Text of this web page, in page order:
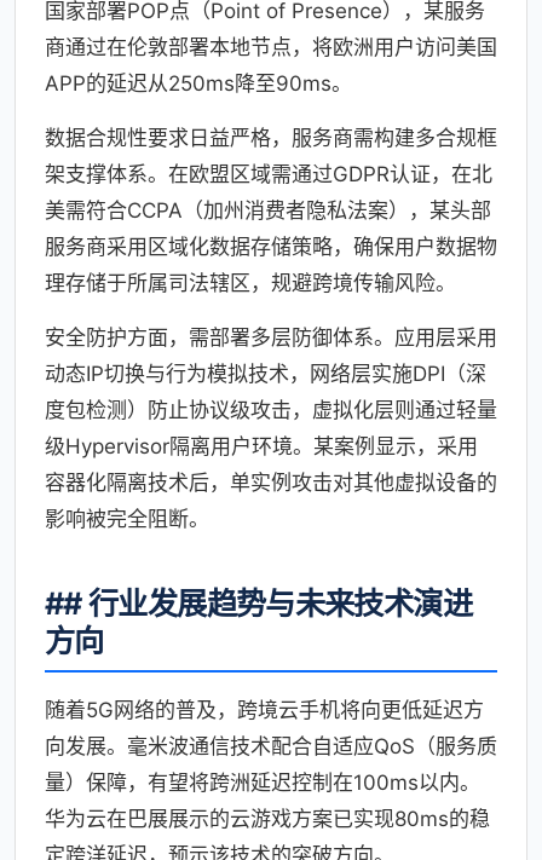
国家部署POP点（Point of Presence），某服务
商通过在伦敦部署本地节点，将欧洲用户访问美国
APP的延迟从250ms降至90ms。
数据合规性要求日益严格，服务商需构建多合规框
架支撑体系。在欧盟区域需通过GDPR认证，在北
美需符合CCPA（加州消费者隐私法案），某头部
服务商采用区域化数据存储策略，确保用户数据物
理存储于所属司法辖区，规避跨境传输风险。
安全防护方面，需部署多层防御体系。应用层采用
动态IP切换与行为模拟技术，网络层实施DPI（深
度包检测）防止协议级攻击，虚拟化层则通过轻量
级Hypervisor隔离用户环境。某案例显示，采用
容器化隔离技术后，单实例攻击对其他虚拟设备的
影响被完全阻断。
## 行业发展趋势与未来技术演进
方向
随着5G网络的普及，跨境云手机将向更低延迟方
向发展。毫米波通信技术配合自适应QoS（服务质
量）保障，有望将跨洲延迟控制在100ms以内。
华为云在巴展展示的云游戏方案已实现80ms的稳